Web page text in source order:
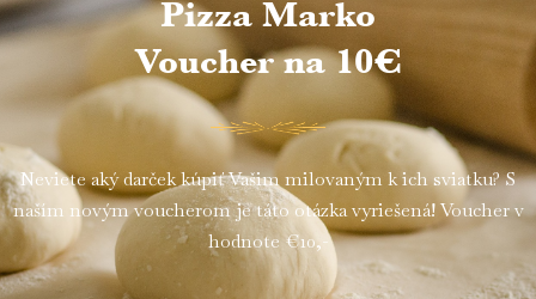
Pizza Marko
Voucher na 10€
Neviete aký darček kúpiť Vašim milovaným k ich sviatku? S
naším novým voucherom je táto otázka vyriešená! Voucher v
hodnote €10,-